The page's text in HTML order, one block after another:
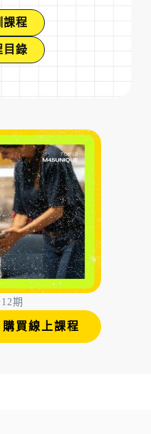
期
購買線上課程
課程
目錄